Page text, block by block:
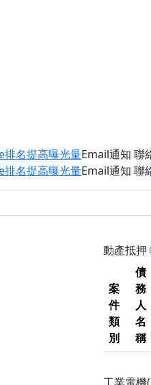
名提高曝光量Email通知 聯
名提高曝光量Email通知 聯
動產抵押
案
件
類
別
債
務
人
名
稱